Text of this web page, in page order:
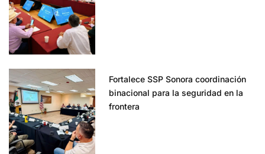
Fortalece SSP Sonora coordinación
binacional para la seguridad en la
frontera